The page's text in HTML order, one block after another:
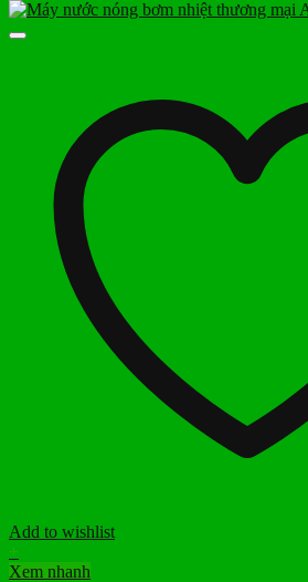
Add to wishlist
+
Xem nhanh